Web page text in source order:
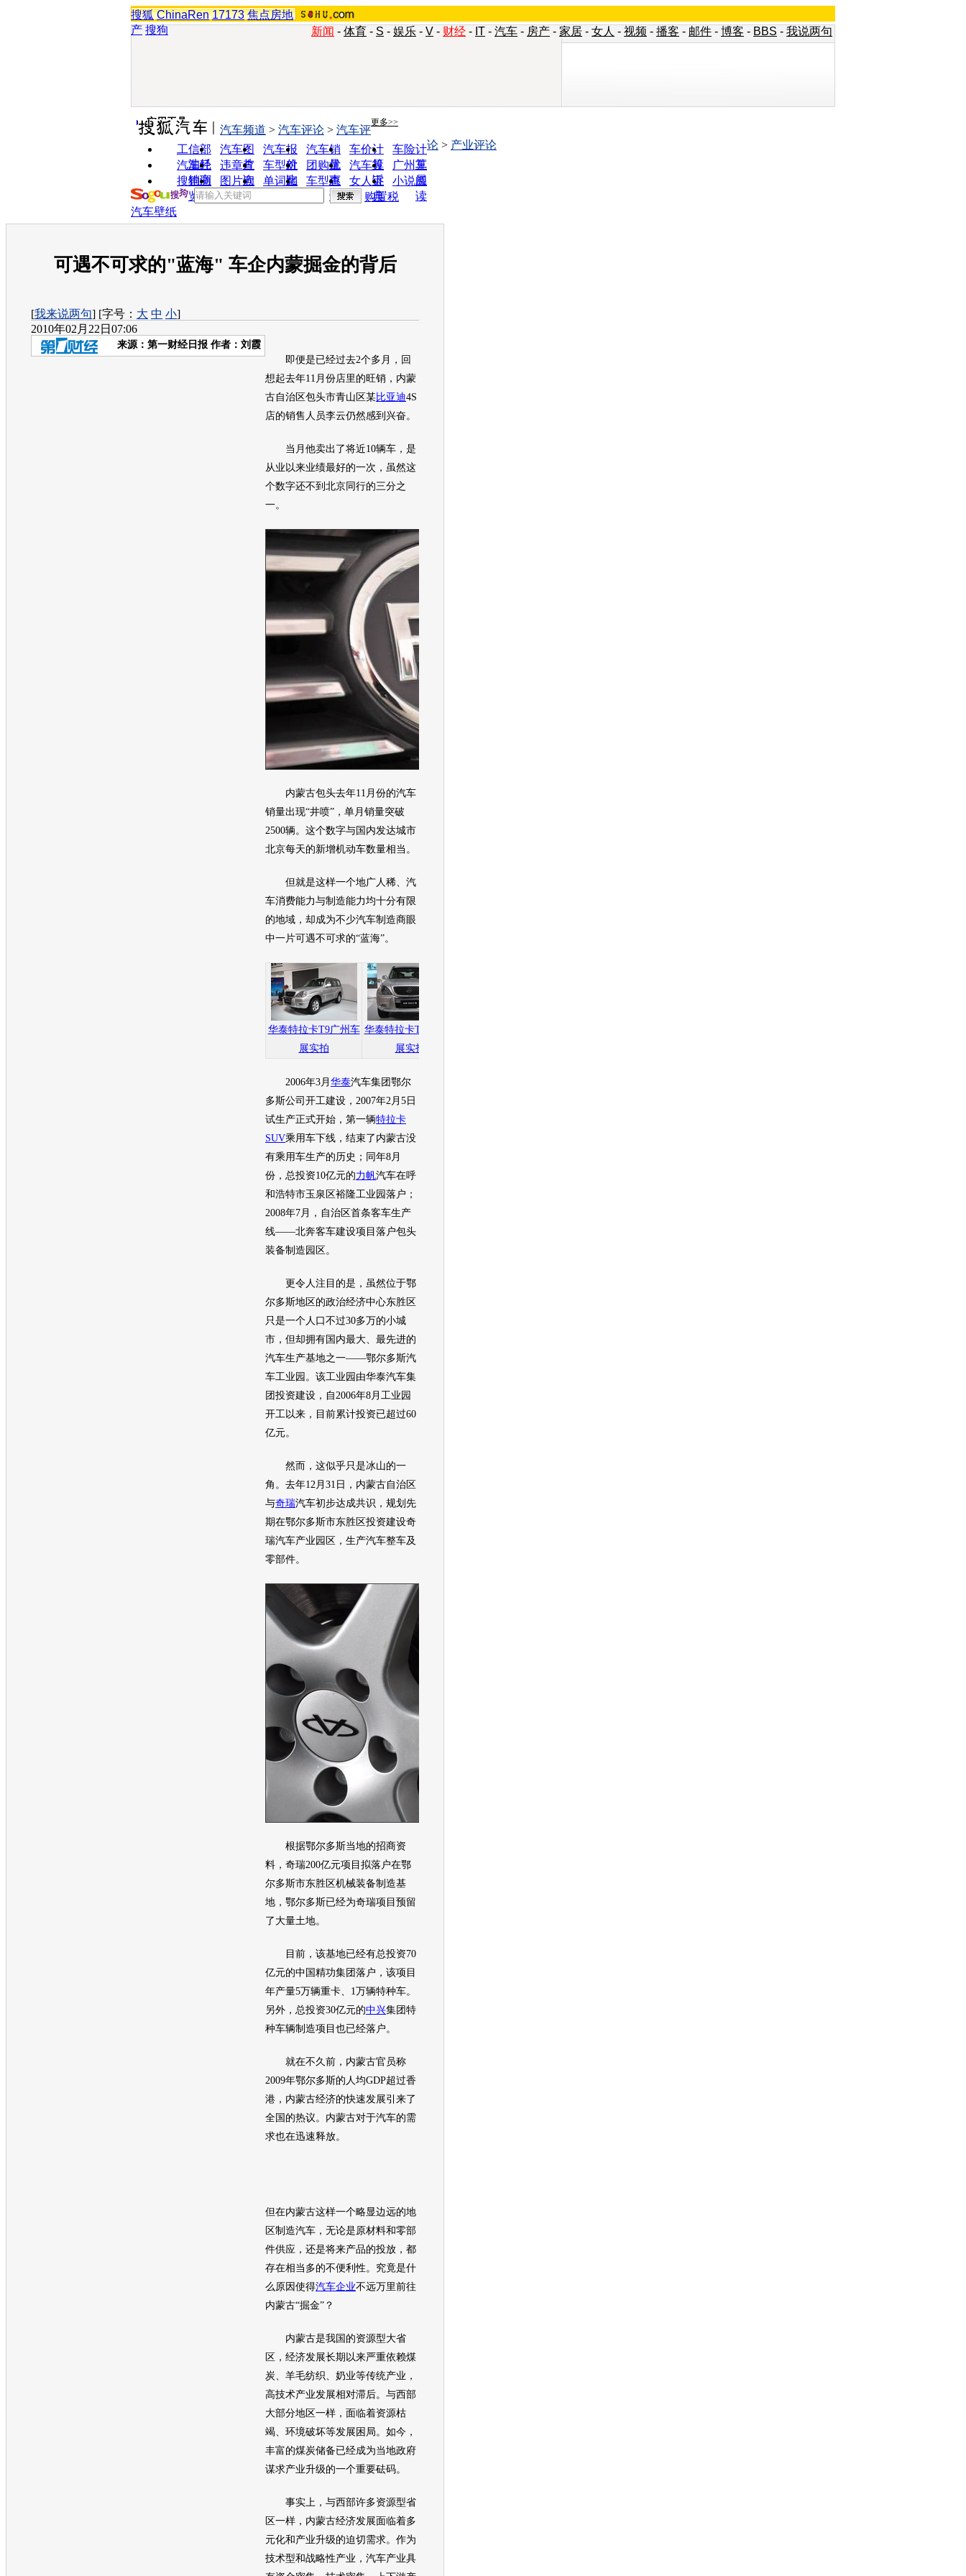
搜狐 ChinaRen 17173 焦点房地
产 搜狗 新闻 - 体育 - S - 娱乐 - V - 财经 - IT - 汽车 - 房产 - 家居 - 女人 - 视频 - 播客 - 邮件 - 博客 - BBS - 我说两句
实用工具 更多>>
工信部
油耗
汽车图
片
汽车报
价
汽车销
量
车价计
算
车险计
算
汽车经
销商
违章查
询
车型对
比
团购优
惠
汽车投
诉
广州车
展
搜狗浏
览器
图片欣
赏
单词翻
车型查
询
女人宝
典
小说阅
读
汽车频道 > 汽车评论 > 汽车评
论 > 产业评论
购置税
汽车壁纸
可遇不可求的"蓝海" 车企内蒙掘金的背后
[我来说两句] [字号： 大 中 小]
2010年02月22日07:06
来源： 第一财经日报 作者：刘霞
即便是已经过去2个多月，回
想起去年11月份店里的旺销，内蒙
古自治区包头市青山区某比亚迪4S
店的销售人员李云仍然感到兴奋。
当月他卖出了将近10辆车，是
从业以来业绩最好的一次，虽然这
个数字还不到北京同行的三分之
一。
内蒙古包头去年11月份的汽车
销量出现“井喷”，单月销量突破
2500辆。这个数字与国内发达城市
北京每天的新增机动车数量相当。
但就是这样一个地广人稀、汽
车消费能力与制造能力均十分有限
的地域，却成为不少汽车制造商眼
中一片可遇不可求的“蓝海”。
华泰特拉卡T9广州车
展实拍
华泰特拉卡T9广州车
展实拍
2006年3月 华泰汽车集团鄂尔
多斯公司开工建设，2007年2月5日
试生产正式开始，第一辆特拉卡
SUV乘用车下线，结束了内蒙古没
有乘用车生产的历史；同年8月
份，总投资10亿元的力帆汽车在呼
和浩特市玉泉区裕隆工业园落户；
2008年7月，自治区首条客车生产
线——北奔客车建设项目落户包头
装备制造园区。
更令人注目的是，虽然位于鄂
尔多斯地区的政治经济中心东胜区
只是一个人口不过30多万的小城
市，但却拥有国内最大、最先进的
汽车生产基地之一——鄂尔多斯汽
车工业园。该工业园由华泰汽车集
团投资建设，自2006年8月工业园
开工以来，目前累计投资已超过60
亿元。
然而，这似乎只是冰山的一
角。去年12月31日，内蒙古自治区
与奇瑞汽车初步达成共识，规划先
期在鄂尔多斯市东胜区投资建设奇
瑞汽车产业园区，生产汽车整车及
零部件。
根据鄂尔多斯当地的招商资
料， 奇瑞200亿元项目拟落户在鄂
尔多斯市东胜区机械装备制造基
地，鄂尔多斯已经为奇瑞项目预留
了大量土地。
目前，该基地已经有总投资70
亿元的中国精功集团落户，该项目
年产量5万辆重卡、1万辆特种车。
另外，总投资30亿元的中兴集团特
种车辆制造项目也已经落户。
就在不久前，内蒙古官员称
2009年鄂尔多斯的人均GDP超过香
港，内蒙古经济的快速发展引来了
全国的热议。内蒙古对于汽车的需
求也在迅速释放。
但在内蒙古这样一个略显边远的地
区制造汽车，无论是原材料和零部
件供应，还是将来产品的投放，都
存在相当多的不便利性。究竟是什
么原因使得汽车企业不远万里前往
内蒙古“掘金”？
内蒙古是我国的资源型大省
区，经济发展长期以来严重依赖煤
炭、羊毛纺织、奶业等传统产业，
高技术产业发展相对滞后。与西部
大部分地区一样，面临着资源枯
竭、环境破坏等发展困局。如今，
丰富的煤炭储备已经成为当地政府
谋求产业升级的一个重要砝码。
事实上，与西部许多资源型省
区一样，内蒙古经济发展面临着多
元化和产业升级的迫切需求。作为
技术型和战略性产业，汽车产业具